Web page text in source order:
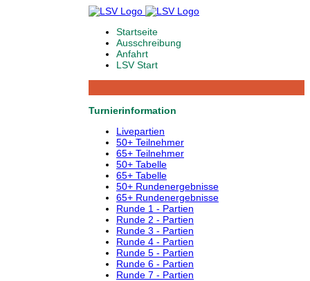
Startseite
Ausschreibung
Anfahrt
LSV Start
Turnierinformation
Livepartien
50+ Teilnehmer
65+ Teilnehmer
50+ Tabelle
65+ Tabelle
50+ Rundenergebnisse
65+ Rundenergebnisse
Runde 1 - Partien
Runde 2 - Partien
Runde 3 - Partien
Runde 4 - Partien
Runde 5 - Partien
Runde 6 - Partien
Runde 7 - Partien